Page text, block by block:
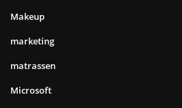
Makeup
marketing
matrassen
Microsoft